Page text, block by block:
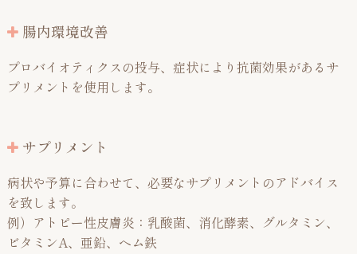
腸内環境改善
プロバイオティクスの投与、症状により抗菌効果があるサ
プリメントを使用します。
サプリメント
病状や予算に合わせて、必要なサプリメントのアドバイス
を致します。
例）アトピー性皮膚炎：乳酸菌、消化酵素、グルタミン、
ビタミンA、亜鉛、ヘム鉄